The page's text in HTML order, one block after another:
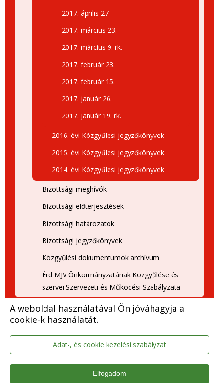
A weboldal használatával Ön jóváhagyja a
cookie-k használatát.
Adat-, és cookie kezelési szabályzat
Elfogadom
2017. április 27.
2017. március 23.
2017. március 9. rk.
2017. február 23.
2017. február 15.
2017. január 26.
2017. január 19. rk.
2016. évi Közgyűlési jegyzőkönyvek
2015. évi Közgyűlési jegyzőkönyvek
2014. évi Közgyűlési jegyzőkönyvek
Bizottsági meghívók
Bizottsági előterjesztések
Bizottsági határozatok
Bizottsági jegyzőkönyvek
Közgyűlési dokumentumok archívum
Érd MJV Önkormányzatának Közgyűlése és
szervei Szervezeti és Működési Szabályzata
Érdi Közlöny
Meghívók
Közérdekű adatok
Nemzetiségi önkormányzatok